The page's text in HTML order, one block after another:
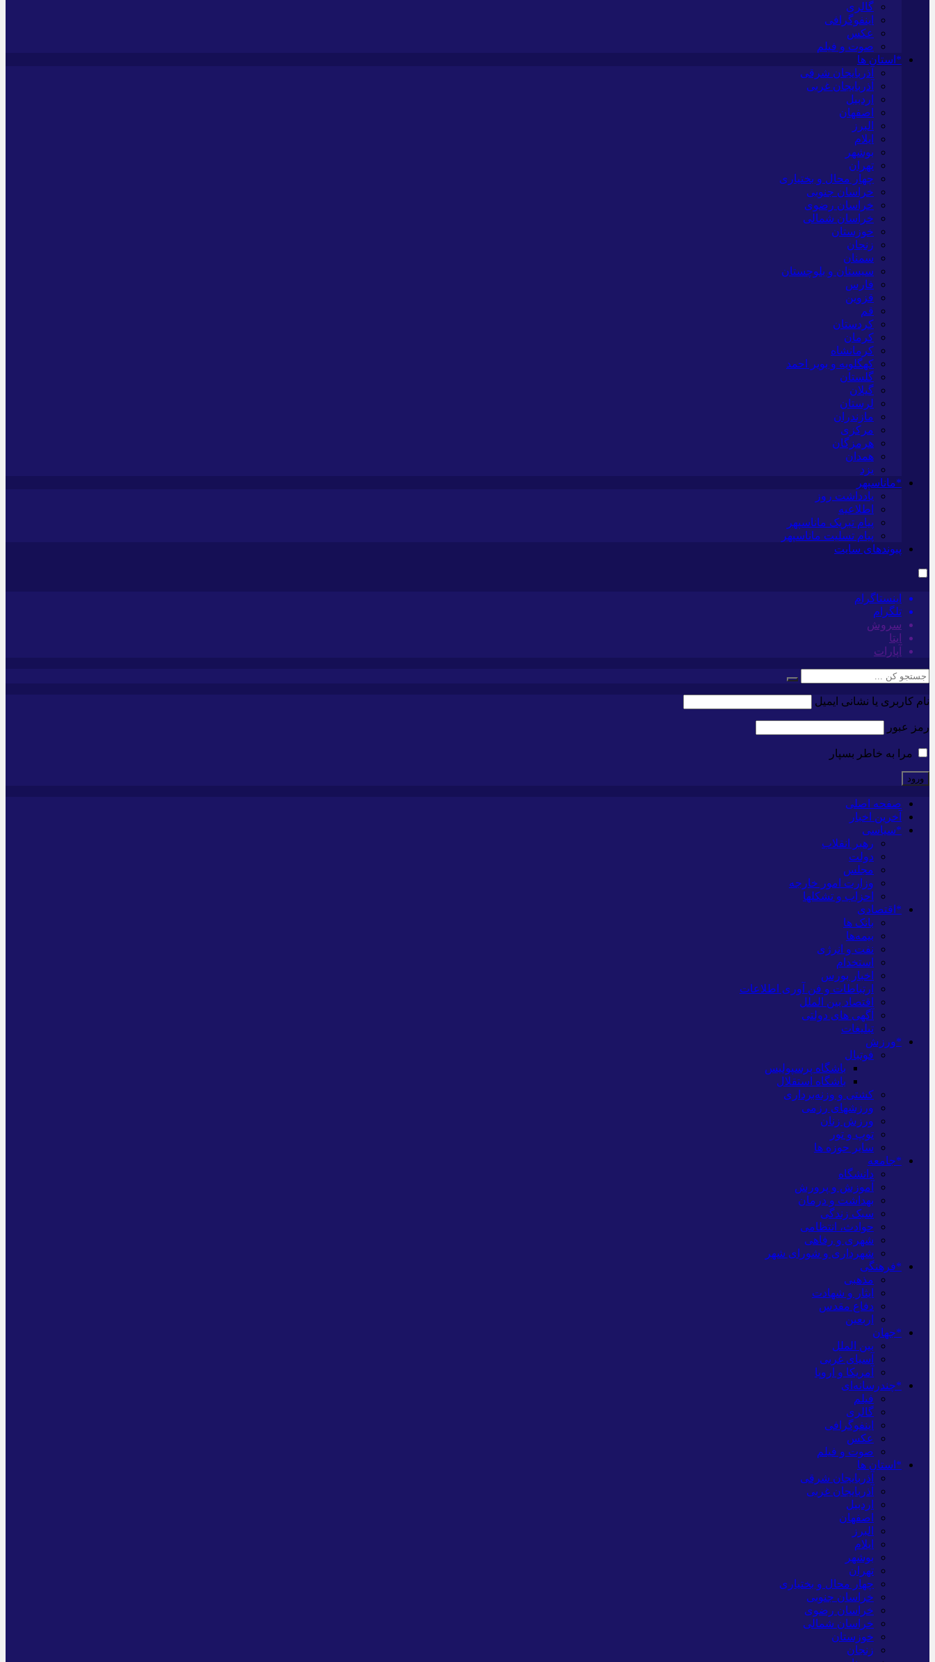
گالری
اینفوگرافی
عکس
صوت و فیلم
*استان ها
آذربایجان شرقی
آذربایجان غربی
اردبیل
اصفهان
البرز
ایلام
بوشهر
تهران
چهار محال و بختیاری
خراسان جنوبی
خراسان رضوی
خراسان شمالی
خوزستان
زنجان
سمنان
سیستان و بلوچستان
فارس
قزوین
قم
کردستان
کرمان
کرمانشاه
کهگلویه و بویر احمد
گلستان
گیلان
لرستان
مازندران
مرکزی
هرمزگان
همدان
یزد
*ماناسپهر
یادداشت روز
اطلاعیه
پیام تبریک ماناسپهر
پیام تسلیت ماناسپهر
پیوندهای سایت
اینستاگرام
تلگرام
سروش
ایتا
آپارات
نام کاربری یا نشانی ایمیل
رمز عبور
مرا به خاطر بسپار
صفحه اصلی
آخرین اخبار
*سیاسی
رهبر انقلاب
دولت
مجلس
وزارت امور خارجه
احزاب و تشکلها
*اقتصادی
بانک ها
بیمه‌ها
نفت و انرژی
استخدام
اخبار بورس
ارتباطات و فن آوری اطلاعات
اقتصاد بین الملل
آگهی های دولتی
تبلیغات
*ورزش
فوتبال
باشگاه پرسپولیس
باشگاه استقلال
کشتی و وزنه‌برداری
ورزشهای رزمی
ورزش زنان
توپ و تور
سایر حوزه ها
*جامعه
دانشگاه
آموزش و پرورش
بهداشت و درمان
سبک زندگی
حوادث، انتظامی
شهری و رفاهی
شهرداری و شورای شهر
*فرهنگی
مذهبی
ایثار و شهادت
دفاع مقدس
اربعین
*جهان
بین الملل
آسیای غربی
آمریکا و اروپا
*چندرسانه‌ای
فیلم
گالری
اینفوگرافی
عکس
صوت و فیلم
*استان ها
آذربایجان شرقی
آذربایجان غربی
اردبیل
اصفهان
البرز
ایلام
بوشهر
تهران
چهار محال و بختیاری
خراسان جنوبی
خراسان رضوی
خراسان شمالی
خوزستان
زنجان